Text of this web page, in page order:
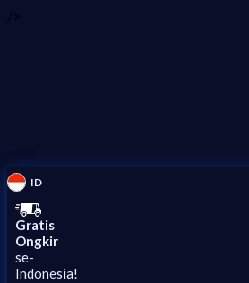
/>
ID
Gratis
Ongkir
se-
Indonesia!